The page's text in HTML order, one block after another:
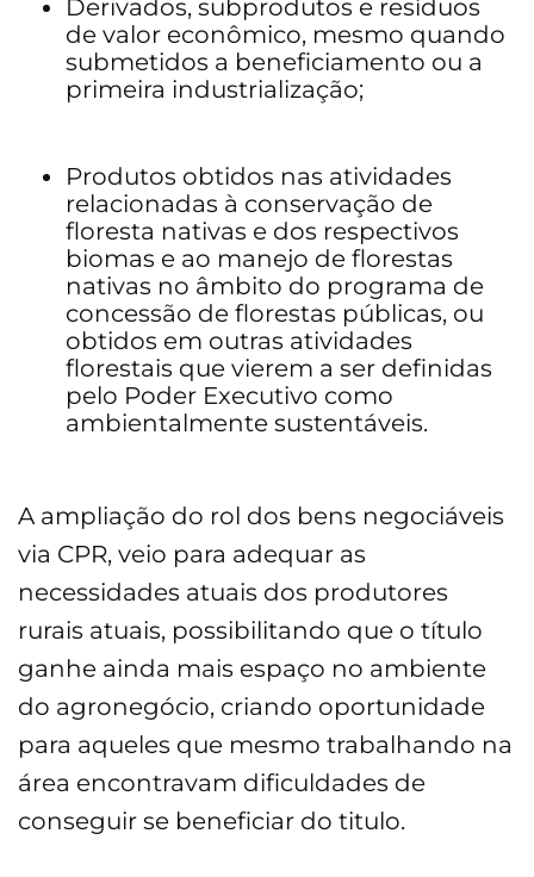
Derivados, subprodutos e resíduos
de valor econômico, mesmo quando
submetidos a beneficiamento ou a
primeira industrialização;
Produtos obtidos nas atividades
relacionadas à conservação de
floresta nativas e dos respectivos
biomas e ao manejo de florestas
nativas no âmbito do programa de
concessão de florestas públicas, ou
obtidos em outras atividades
florestais que vierem a ser definidas
pelo Poder Executivo como
ambientalmente sustentáveis.
A ampliação do rol dos bens negociáveis
via CPR, veio para adequar as
necessidades atuais dos produtores
rurais atuais, possibilitando que o título
ganhe ainda mais espaço no ambiente
do agronegócio, criando oportunidade
para aqueles que mesmo trabalhando na
área encontravam dificuldades de
conseguir se beneficiar do titulo.